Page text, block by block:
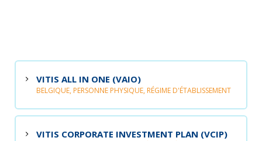
VITIS ALL IN ONE (VAIO)
BELGIQUE, PERSONNE PHYSIQUE, RÉGIME D'ÉTABLISSEMENT
VITIS CORPORATE INVESTMENT PLAN (VCIP)